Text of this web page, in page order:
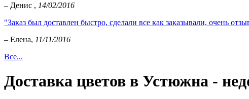
– Денис , 14/02/2016
"Заказ был доставлен быстро, сделали все как заказывали, очень
– Елена, 11/11/2016
Все...
Доставка цветов в Устюжна -